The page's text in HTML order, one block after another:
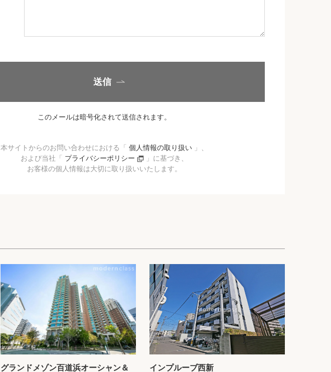
送信
このメールは暗号化されて送信されます。
本サイトからのお問い合わせにおける「 個人情報の取り扱い 」、
および当社「 プライバシーポリシー
」に基づき、
お客様の個人情報は大切に取り扱いいたします。
グランドメゾン百道浜オーシャン＆ インプルーブ西新